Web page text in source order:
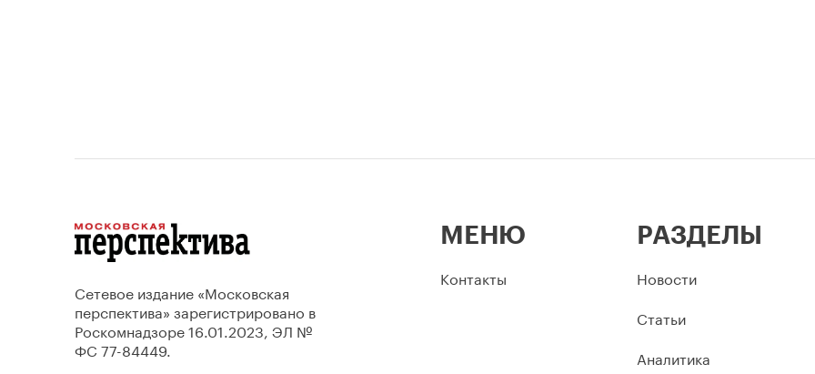
Сетевое издание «Московская
перспектива» зарегистрировано в
Роскомнадзоре 16.01.2023, ЭЛ №
ФС 77-84449.
МЕНЮ
Контакты
РАЗДЕЛЫ
Новости
Статьи
Аналитика